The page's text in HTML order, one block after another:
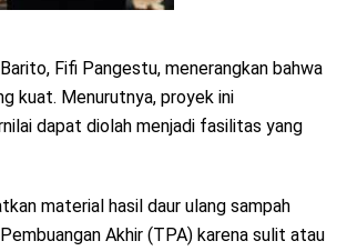
Fifi Pangestu, menerangkan bahwa
kuat. Menurutnya, proyek ini
dapat diolah menjadi fasilitas yang
material hasil daur ulang sampah
Akhir (TPA) karena sulit atau